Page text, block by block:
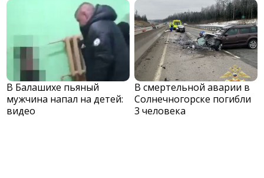
В Балашихе пьяный
мужчина напал на детей:
видео
В смертельной аварии в
Солнечногорске погибли
3 человека